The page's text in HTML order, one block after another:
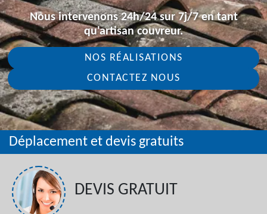
Nous intervenons 24h/24 sur 7j/7 en tant
qu'artisan couvreur.
NOS RÉALISATIONS
CONTACTEZ NOUS
Déplacement et devis gratuits
DEVIS GRATUIT